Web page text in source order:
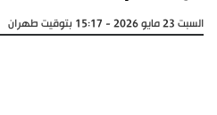
السبت 23 مايو 2026 - 15:17 بتوقيت طهران